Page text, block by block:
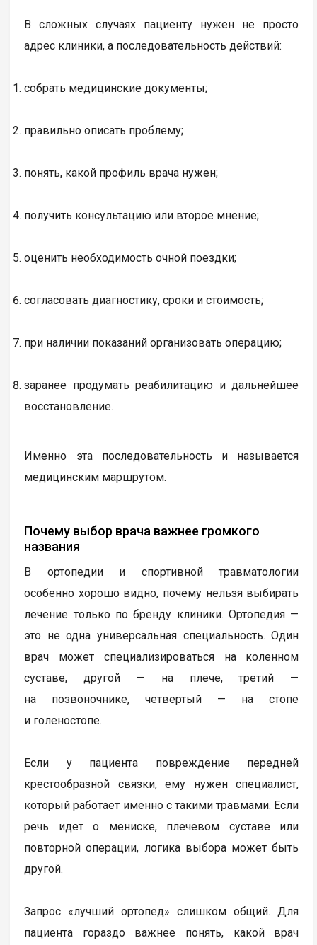
В сложных случаях пациенту нужен не просто
адрес клиники, а последовательность действий:
собрать медицинские документы;
правильно описать проблему;
понять, какой профиль врача нужен;
получить консультацию или второе мнение;
оценить необходимость очной поездки;
согласовать диагностику, сроки и стоимость;
при наличии показаний организовать операцию;
заранее продумать реабилитацию и дальнейшее
восстановление.
Именно эта последовательность и называется
медицинским маршрутом.
Почему выбор врача важнее громкого
названия
В ортопедии и спортивной травматологии
особенно хорошо видно, почему нельзя выбирать
лечение только по бренду клиники. Ортопедия —
это не одна универсальная специальность. Один
врач может специализироваться на коленном
суставе, другой — на плече, третий —
на позвоночнике, четвертый — на стопе
и голеностопе.
Если у пациента повреждение передней
крестообразной связки, ему нужен специалист,
который работает именно с такими травмами. Если
речь идет о мениске, плечевом суставе или
повторной операции, логика выбора может быть
другой.
Запрос «лучший ортопед» слишком общий. Для
пациента гораздо важнее понять, какой врач